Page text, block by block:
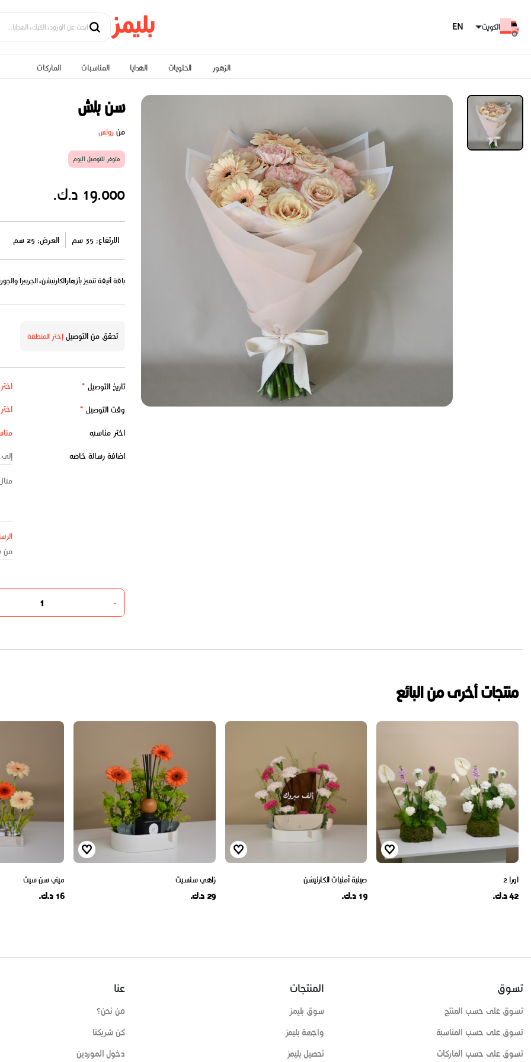
الكويت
الزهور الحلويات الهدايا المناسبات الماركات
سن بلش
منروتس
متوفر للتوصيل اليوم
19.000 د.ك.
الارتفاع: 35 سم العرض: 25 سم
باقة أنيقة تتميز بأزهارالكارنيشن، الجربيرا
تحقق من التوصيلإختر المنطقة
تاريخ التوصيل *
وقت التوصيل *
اختر مناسبه
اضافة رسالة خاصه
-
منتجات أخرى من البائع
اورا 2
42 د.ك.
صينية أمنيات الكارنيشن
19 د.ك.
زاهي سنسيت
29 د.ك.
ميني سن سيت
16 د.ك.
تسوق
تسوق على حسب المنتج
تسوق على حسب المناسبة
تسوق على حسب الماركات
المنتجات
سوق بليمز
واجهة بليمز
تحصيل بليمز
عنا
من نحن؟
كن شريكنا
دخول الموردين